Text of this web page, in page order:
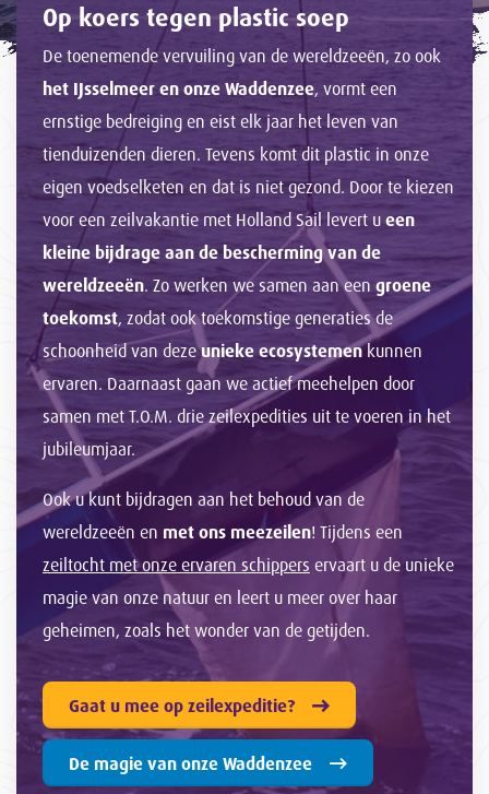
Op koers tegen plastic soep
De toenemende vervuiling van de wereldzeeën, zo ook
het IJsselmeer en onze Waddenzee, vormt een
ernstige bedreiging en eist elk jaar het leven van
tienduizenden dieren. Tevens komt dit plastic in onze
eigen voedselketen en dat is niet gezond. Door te kiezen
voor een zeilvakantie met Holland Sail levert u een
kleine bijdrage aan de bescherming van de
wereldzeeën. Zo werken we samen aan een groene
toekomst, zodat ook toekomstige generaties de
schoonheid van dezeunieke ecosystemenkunnen
ervaren. Daarnaast gaan we actief meehelpen door
samen met T.O.M. drie zeilexpedities uit te voeren in het
jubileumjaar.
Ook u kunt bijdragen aan het behoud van de
wereldzeeën en met ons meezeilen! Tijdens een
zeiltocht met onze ervaren schippers ervaart u de unieke
magie van onze natuur en leert u meer over haar
geheimen, zoals het wonder van de getijden.
Gaat u mee op zeilexpeditie?
De magie van onze Waddenzee